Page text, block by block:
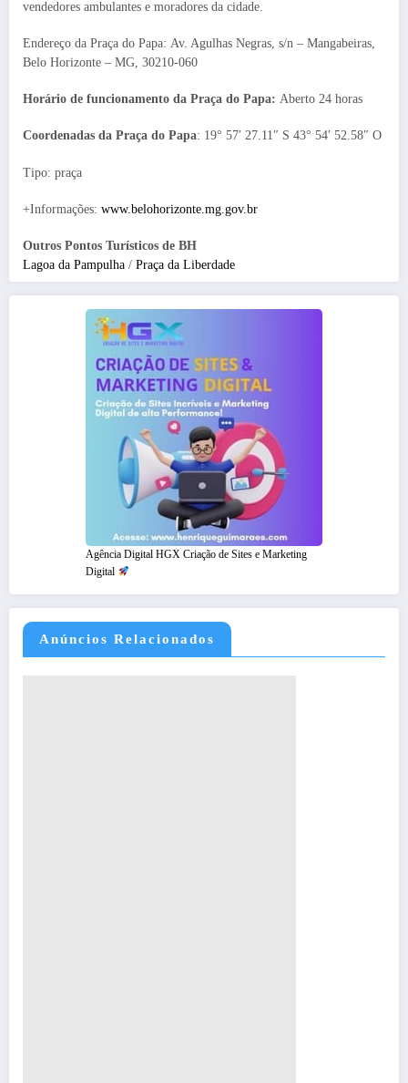
vendedores ambulantes e moradores da cidade.
Endereço da Praça do Papa: Av. Agulhas Negras, s/n – Mangabeiras,
Belo Horizonte – MG, 30210-060
Horário de funcionamento da Praça do Papa: Aberto 24 horas
Coordenadas da Praça do Papa: 19° 57′ 27.11″ S 43° 54′ 52.58″ O
Tipo: praça
+Informações: www.belohorizonte.mg.gov.br
Outros Pontos Turísticos de BH
Lagoa da Pampulha / Praça da Liberdade
Agência Digital HGX Criação de Sites e Marketing
Digital
Anúncios Relacionados